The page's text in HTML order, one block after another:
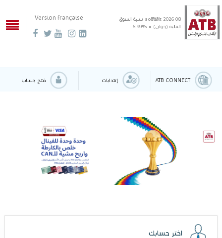
Version française 08 août 2026
نسبة السوق
المالية (جوان) = %6.99
ATB CONNECT إنتدابات فتح حساب
اختر حسابك